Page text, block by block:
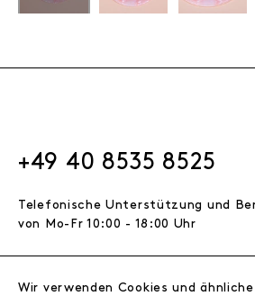
+49 40 8535 8525
Telefonische Unterstützung und
von Mo-Fr 10:00 - 18:00 Uhr
Wir verwenden Cookies und